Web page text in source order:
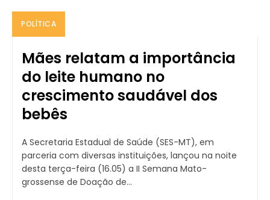
POLÍTICA
Mães relatam a importância
do leite humano no
crescimento saudável dos
bebês
A Secretaria Estadual de Saúde (SES-MT), em
parceria com diversas instituições, lançou na noite
desta terça-feira (16.05) a II Semana Mato-
grossense de Doação de...